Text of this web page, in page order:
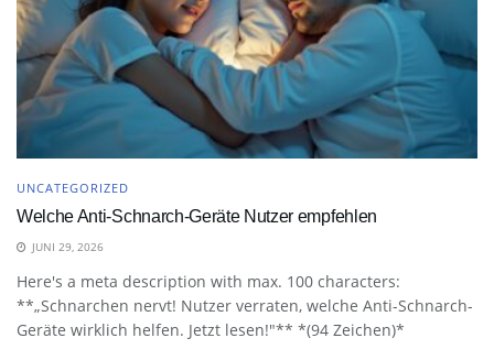
UNCATEGORIZED
Welche Anti-Schnarch-Geräte Nutzer empfehlen
JUNI 29, 2026
Here's a meta description with max. 100 characters:
**„Schnarchen nervt! Nutzer verraten, welche Anti-Schnarch-
Geräte wirklich helfen. Jetzt lesen!"** *(94 Zeichen)*